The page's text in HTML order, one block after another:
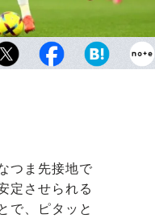
り方はあらゆるスポーツで理想
つま先接地で
定させられる
で、ピタッと